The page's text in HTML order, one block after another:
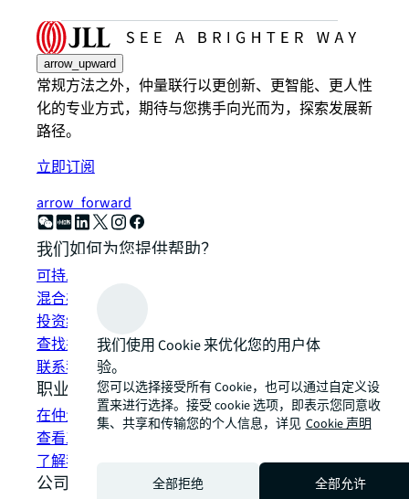
arrow_upward
常规方法之外，仲量联行以更创新、更智能、更人性
化的专业方式，期待与您携手向光而为，探索发展新
路径。
立即订阅
arrow_forward
我们如何为您提供帮助？
可持发展解决方案
混合办公空间解决方案
投资组合管理
查找并租赁空间
联系我们
职业发展
在仲量联行工作
查看工作机会
了解我们的员工
公司信息
我们使用 Cookie 来优化您的用户体
验。
您可以选择接受所有 Cookie，也可以通过自定义设
置来进行选择。接受 cookie 选项，即表示您同意收
集、共享和传输您的个人信息，详见 Cookie 声明
全部拒绝
全部允许